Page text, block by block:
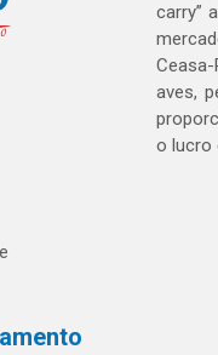
carry”
aves,
o lucro